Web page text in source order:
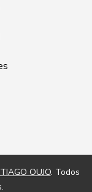
OUJO. Todos